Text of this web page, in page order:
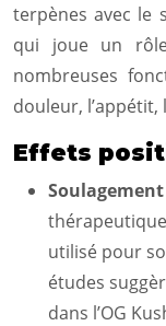
terpènes avec le
qui joue un
nombreuses
douleur, l’appétit,
Effets
utilisé pour
études
dans l’OG